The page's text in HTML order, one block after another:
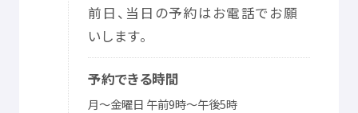
前日 、 当日 の予約はお電話でお願
いします。
予約できる時間
月～金曜日 午前9時～午後5時